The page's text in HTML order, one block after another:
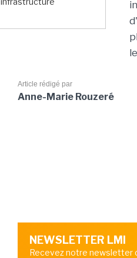
Article rédigé par
Anne-Marie Rouzeré
NEWSLETTER LMI
Recevez notre newsletter